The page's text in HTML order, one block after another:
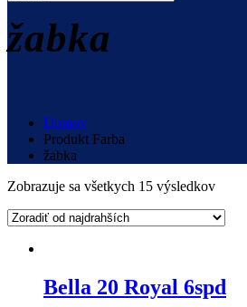
žabka
Domov
Produkt Farba
žabka
Zobrazuje sa všetkych 15 výsledkov
Bella 20 Royal 6spd